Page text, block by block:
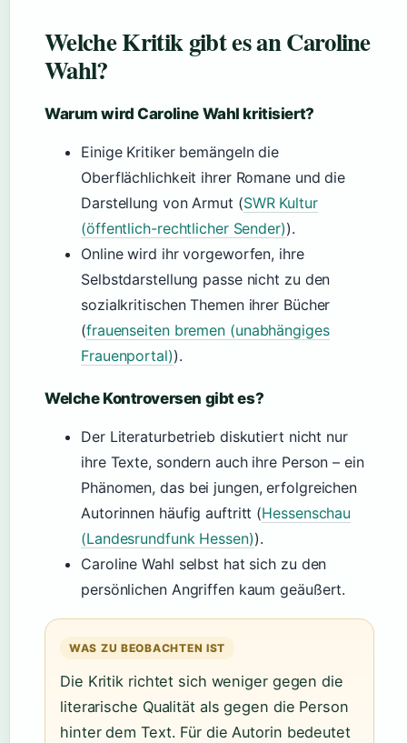
Welche Kritik gibt es an Caroline
Wahl?
Warum wird Caroline Wahl kritisiert?
Einige Kritiker bemängeln die
Oberflächlichkeit ihrer Romane und die
Darstellung von Armut (SWR Kultur
(öffentlich-rechtlicher Sender)).
Online wird ihr vorgeworfen, ihre
Selbstdarstellung passe nicht zu den
sozialkritischen Themen ihrer Bücher
(frauenseiten bremen (unabhängiges
Frauenportal)).
Welche Kontroversen gibt es?
Der Literaturbetrieb diskutiert nicht nur
ihre Texte, sondern auch ihre Person – ein
Phänomen, das bei jungen, erfolgreichen
Autorinnen häufig auftritt (Hessenschau
(Landesrundfunk Hessen)).
Caroline Wahl selbst hat sich zu den
persönlichen Angriffen kaum geäußert.
WAS ZU BEOBACHTEN IST
Die Kritik richtet sich weniger gegen die
literarische Qualität als gegen die Person
hinter dem Text. Für die Autorin bedeutet